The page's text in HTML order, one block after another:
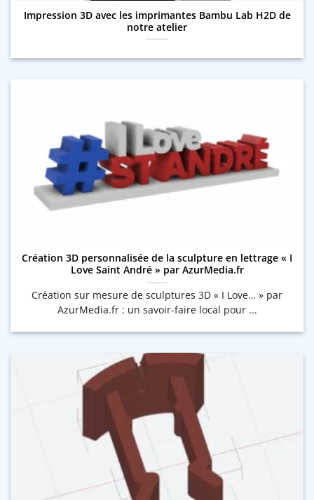
Impression 3D avec les imprimantes Bambu Lab H2D de
notre atelier
Création 3D personnalisée de la sculpture en lettrage « I
Love Saint André » par AzurMedia.fr
Création sur mesure de sculptures 3D « I Love… » par
AzurMedia.fr : un savoir-faire local pour ...